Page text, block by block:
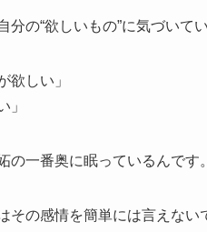
分の“欲しいもの”に気づいてい
欲しい」
」
の一番奥に眠っているんです。
その感情を簡単には言えない